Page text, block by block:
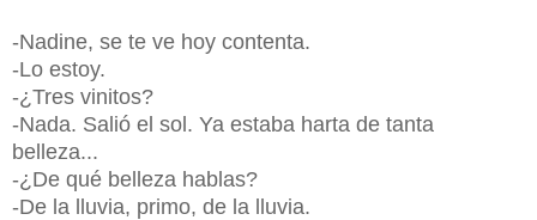
-Nadine, se te ve hoy contenta.
-Lo estoy.
-¿Tres vinitos?
-Nada. Salió el sol. Ya estaba harta de tanta
belleza...
-¿De qué belleza hablas?
-De la lluvia, primo, de la lluvia.